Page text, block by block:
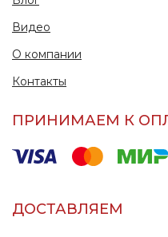
Видео
О компании
Контакты
ПРИНИМАЕМ К
ДОСТАВЛЯЕМ